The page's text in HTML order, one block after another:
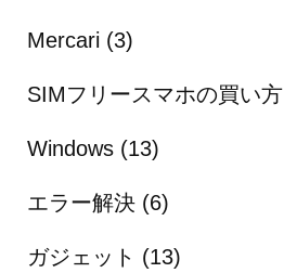
Mercari (3)
SIMフリースマホの買い方
Windows (13)
エラー解決 (6)
ガジェット (13)